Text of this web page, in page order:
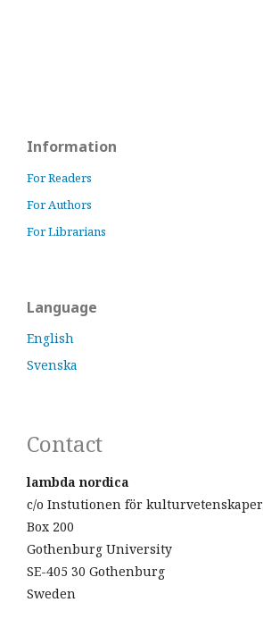
Information
For Readers
For Authors
For Librarians
Language
English
Svenska
Contact
lambda nordica
c/o Instutionen för kulturvetenskaper
Box 200
Gothenburg University
SE-405 30 Gothenburg
Sweden